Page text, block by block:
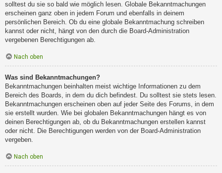
solltest du sie so bald wie möglich lesen. Globale Bekanntmachungen
erscheinen ganz oben in jedem Forum und ebenfalls in deinem
persönlichen Bereich. Ob du eine globale Bekanntmachung schreiben
kannst oder nicht, hängt von den durch die Board-Administration
vergebenen Berechtigungen ab.
Nach oben
Was sind Bekanntmachungen?
Bekanntmachungen beinhalten meist wichtige Informationen zu dem
Bereich des Boards, in dem du dich befindest. Du solltest sie stets lesen.
Bekanntmachungen erscheinen oben auf jeder Seite des Forums, in dem
sie erstellt wurden. Wie bei globalen Bekanntmachungen hängt es von
deinen Berechtigungen ab, ob du Bekanntmachungen erstellen kannst
oder nicht. Die Berechtigungen werden von der Board-Administration
vergeben.
Nach oben